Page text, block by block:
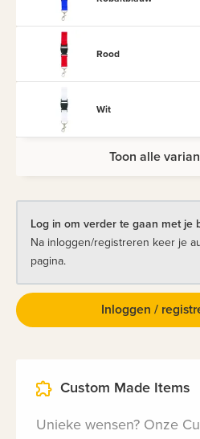
Rood
Wit
Toon alle
Log in om verder te gaan met je
Na inloggen/registreren keer je
pagina.
Inloggen /
Custom Made Items
Unieke wensen? Onze